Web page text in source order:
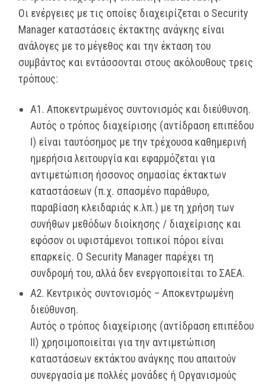
Οι ενέργειες με τις οποίες διαχειρίζεται ο Security
Manager καταστάσεις έκτακτης ανάγκης είναι
ανάλογες με το μέγεθος και την έκταση του
συμβάντος και εντάσσονται στους ακόλουθους τρεις
τρόπους:
Α1. Αποκεντρωμένος συντονισμός και διεύθυνση.
Αυτός ο τρόπος διαχείρισης (αντίδραση επιπέδου
Ι) είναι ταυτόσημος με την τρέχουσα καθημερινή
ημερήσια λειτουργία και εφαρμόζεται για
αντιμετώπιση ήσσονος σημασίας έκτακτων
καταστάσεων (π.χ. σπασμένο παράθυρο,
παραβίαση κλειδαριάς κ.λπ.) με τη χρήση των
συνήθων μεθόδων διοίκησης / διαχείρισης και
εφόσον οι υφιστάμενοι τοπικοί πόροι είναι
επαρκείς. Ο Security Manager παρέχει τη
συνδρομή του, αλλά δεν ενεργοποιείται το ΣΑΕΑ.
Α2. Κεντρικός συντονισμός – Αποκεντρωμένη
διεύθυνση.
Αυτός ο τρόπος διαχείρισης (αντίδραση επιπέδου
ΙΙ) χρησιμοποιείται για την αντιμετώπιση
καταστάσεων εκτάκτου ανάγκης που απαιτούν
συνεργασία με πολλές μονάδες ή Οργανισμούς